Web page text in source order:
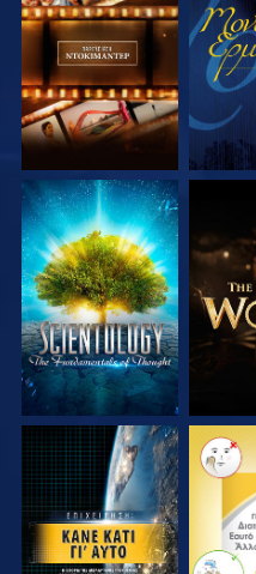
ΕΞΕΡΕΥΝΗΣΤΕ ΤΗ
ΣΕΙΡΑ
ΕΞΕΡΕΥΝΗΣΤΕ ΤΗ
ΣΕΙΡΑ
ΣΕΙΡΑ
ΠΑΡΑΚΟΛΟΥΘΗΣΤΕ